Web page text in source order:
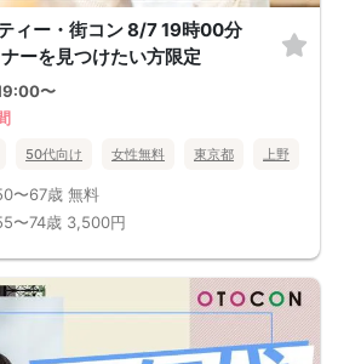
ィー・街コン 8/7 19時00分
ーを見つけたい方限定
〜
50代向け 女性無料 東京都 上野
〜67歳 無料
〜74歳 3,500円